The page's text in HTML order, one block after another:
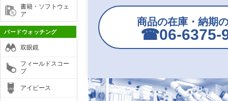
書籍・ソフトウェ
ア
バードウォッチング
双眼鏡
フィールドスコー
プ
アイピース
商品の在庫・納期
☎︎06-6375-